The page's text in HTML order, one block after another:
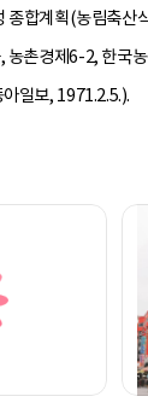
합계획(농림축산
농촌경제6-2, 한국
일보, 1971.2.5.).